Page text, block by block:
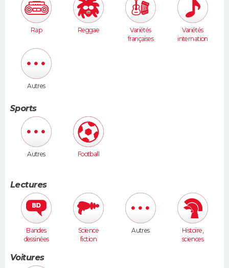
Rap Reggae
Variétés
françaises
Variétés
internation
Autres
Sports
Autres Football
Lectures
Bandes
dessinées
Science
fiction
Autres
Histoire,
sciences
Voitures